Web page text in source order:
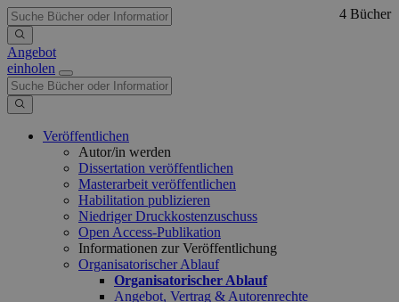
Angebot
einholen
Veröffentlichen
Autor/in werden
Dissertation veröffentlichen
Masterarbeit veröffentlichen
Habilitation publizieren
Niedriger Druckkostenzuschuss
Open Access-Publikation
Informationen zur Veröffentlichung
Organisatorischer Ablauf
Organisatorischer Ablauf
Angebot, Vertrag & Autorenrechte
4 Bücher